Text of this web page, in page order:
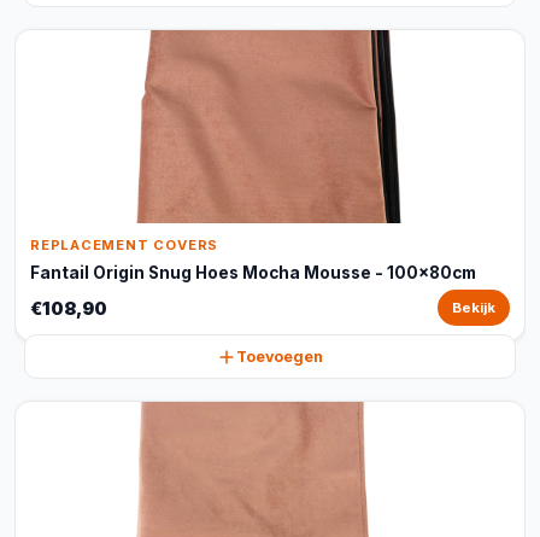
REPLACEMENT COVERS
Fantail Origin Snug Hoes Mocha Mousse - 100x80cm
€108,90 Bekijk
Toevoegen